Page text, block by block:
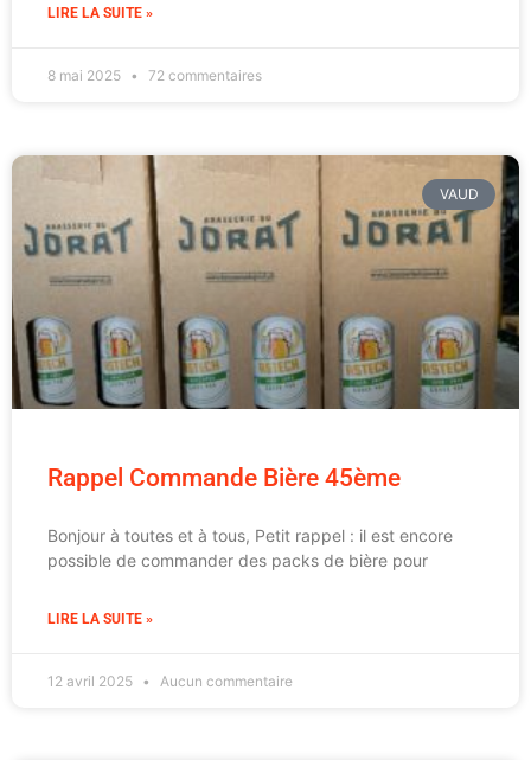
LIRE LA SUITE »
8 mai 2025 72 commentaires
VAUD
Rappel Commande Bière 45ème
Bonjour à toutes et à tous, Petit rappel : il est encore
possible de commander des packs de bière pour
LIRE LA SUITE »
12 avril 2025 Aucun commentaire